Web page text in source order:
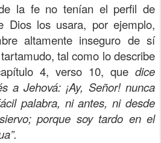
la fe no tenían el perfil de
Dios los usara, por ejemplo,
altamente inseguro de sí
tal como lo describe
4, verso 10, que dice
a Jehová: ¡Ay, Señor! nunca
palabra, ni antes, ni desde
porque soy tardo en el